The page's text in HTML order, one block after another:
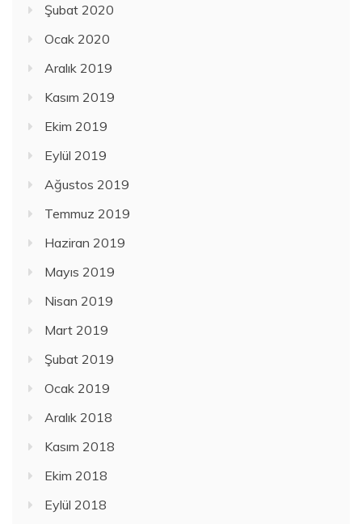
Şubat 2020
Ocak 2020
Aralık 2019
Kasım 2019
Ekim 2019
Eylül 2019
Ağustos 2019
Temmuz 2019
Haziran 2019
Mayıs 2019
Nisan 2019
Mart 2019
Şubat 2019
Ocak 2019
Aralık 2018
Kasım 2018
Ekim 2018
Eylül 2018